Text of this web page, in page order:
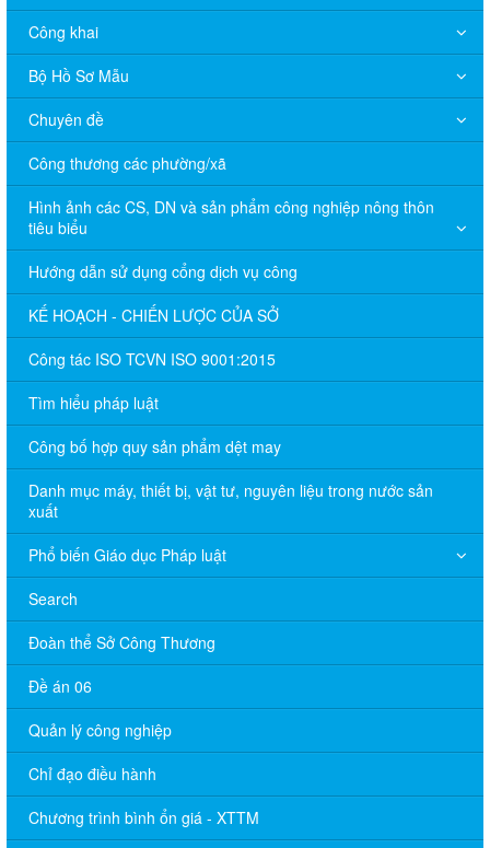
Công khai
Bộ Hồ Sơ Mẫu
Chuyên đề
Công thương các phường/xã
Hình ảnh các CS, DN và sản phẩm công nghiệp nông thôn
tiêu biểu
Hướng dẫn sử dụng cổng dịch vụ công
KẾ HOẠCH - CHIẾN LƯỢC CỦA SỞ
Công tác ISO TCVN ISO 9001:2015
Tìm hiểu pháp luật
Công bố hợp quy sản phẩm dệt may
Danh mục máy, thiết bị, vật tư, nguyên liệu trong nước sản
xuất
Phổ biến Giáo dục Pháp luật
Search
Đoàn thể Sở Công Thương
Đề án 06
Quản lý công nghiệp
Chỉ đạo điều hành
Chương trình bình ổn giá - XTTM